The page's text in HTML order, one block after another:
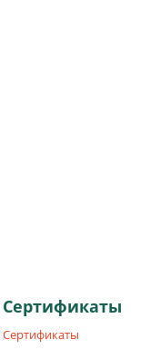
Сертификаты
Сертификаты